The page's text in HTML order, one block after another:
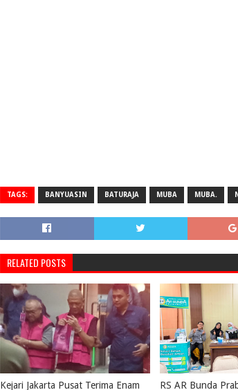
TAGS: BANYUASIN BATURAJA MUBA MUBA.
RELATED POSTS
Kejari Jakarta Pusat Terima Enam
RS AR Bunda